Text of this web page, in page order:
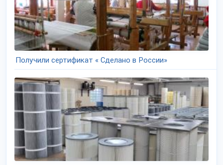
Получили сертификат « Сделано в России»